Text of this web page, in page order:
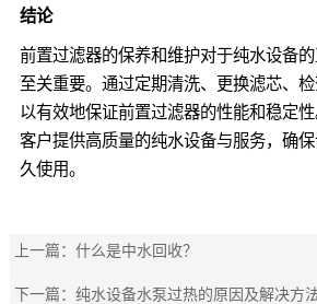
结论
前置过滤器的保养和维护对于纯水设备
至关重要。通过定期清洗、更换滤芯、
以有效地保证前置过滤器的性能和稳定
客户提供高质量的纯水设备与服务，确
久使用。
上一篇：什么是中水回收？
下一篇：纯水设备水泵过热的原因及解决方